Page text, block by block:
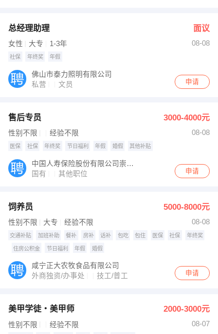
总经理助理 面议
女性 大专 1-3年 08-08
社保 年终奖 年假
佛山市泰力照明有限公司
私营
文员 申请
售后专员 3000-4000元
性别不限 经验不限 08-08
医保 社保 年终奖 节日福利 年假 婚假 其他补贴
中国人寿保险股份有限公司崇阳县支公司
国有
其他职位 申请
饲养员 5000-8000元
性别不限 大专 经验不限 08-08
交通补贴 加班补助 餐补 房补 话补 包吃 包住 医保 社保 年终奖
住房公积金 节日福利 年假 婚假
咸宁正大农牧食品有限公司
外商独资/办事处
技工/普工 申请
美甲学徒・美甲师 2000-3000元
性别不限 经验不限 08-07